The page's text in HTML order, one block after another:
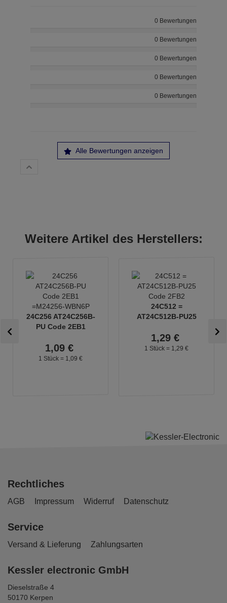
0 Bewertungen
0 Bewertungen
0 Bewertungen
0 Bewertungen
0 Bewertungen
Alle Bewertungen anzeigen
Weitere Artikel des Herstellers:
24C256 AT24C256B-
PU Code 2EB1
1,09 €
1 Stück = 1, 09 €
24C512 =
AT24C512B-PU25
1,29 €
1 Stück = 1, 29 €
Rechtliches
AGB Impressum Widerruf Datenschutz
Service
Versand & Lieferung Zahlungsarten
Kessler electronic GmbH
Dieselstraße 4
50170 Kerpen